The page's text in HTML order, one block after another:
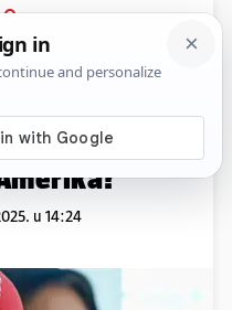
Komentari
Trumpom,
u 14:24